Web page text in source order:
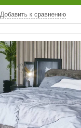
Добавить к сравнению